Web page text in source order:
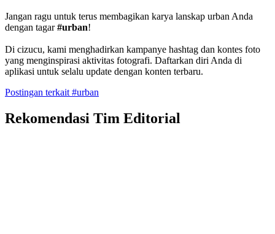
Jangan ragu untuk terus membagikan karya lanskap urban Anda
dengan tagar#urban!
Di cizucu, kami menghadirkan kampanye hashtag dan kontes foto
yang menginspirasi aktivitas fotografi. Daftarkan diri Anda di
aplikasi untuk selalu update dengan konten terbaru.
Postingan terkait #urban
Rekomendasi Tim Editorial